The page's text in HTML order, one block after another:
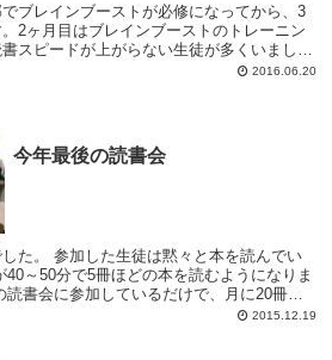
ブレインブーストが必修になってから、3
2ヶ月目はブレインブーストのトレーニン
スピードが上がらない生徒が多くいまし
2016.06.20
今年最後の読書会
を読んでい
2015.12.19